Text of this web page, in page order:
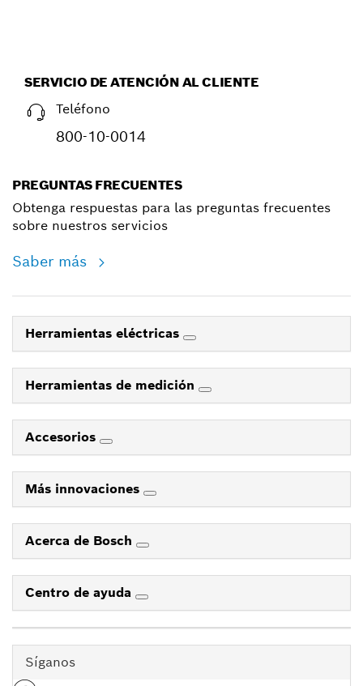
SERVICIO DE ATENCIÓN AL CLIENTE
Teléfono
800-10-0014
PREGUNTAS FRECUENTES
Obtenga respuestas para las preguntas frecuentes
sobre nuestros servicios
Saber más
Herramientas eléctricas
Herramientas de medición
Accesorios
Más innovaciones
Acerca de Bosch
Centro de ayuda
Síganos